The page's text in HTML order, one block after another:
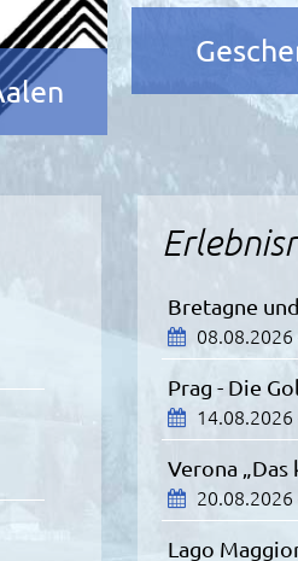
Bretagne
Prag - Die
Verona „Das
Lago